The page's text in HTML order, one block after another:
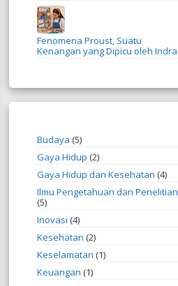
Fenomena Proust, Suatu
Kenangan yang Dipicu oleh Indra
Budaya (5)
Gaya Hidup (2)
Gaya Hidup dan Kesehatan (4)
Ilmu Pengetahuan dan Penelitian
(5)
Inovasi (4)
Kesehatan (2)
Keselamatan (1)
Keuangan (1)